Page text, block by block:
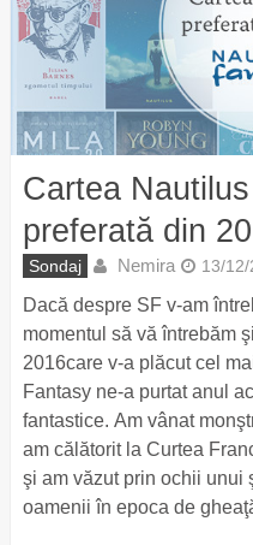
Cartea
preferată din
Sondaj Nemira 13/12/
Dacă despre SF v-am
momentul să vă întrebăm
2016care v-a plăcut cel
Fantasy ne-a purtat anul
fantastice. Am vânat
am călătorit la Curtea
şi am văzut prin ochii unui
oamenii în epoca de